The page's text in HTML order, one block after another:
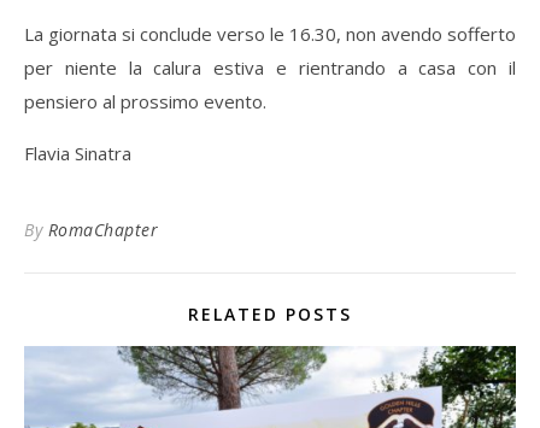
La giornata si conclude verso le 16.30, non avendo sofferto
per niente la calura estiva e rientrando a casa con il
pensiero al prossimo evento.
Flavia Sinatra
By RomaChapter
RELATED POSTS